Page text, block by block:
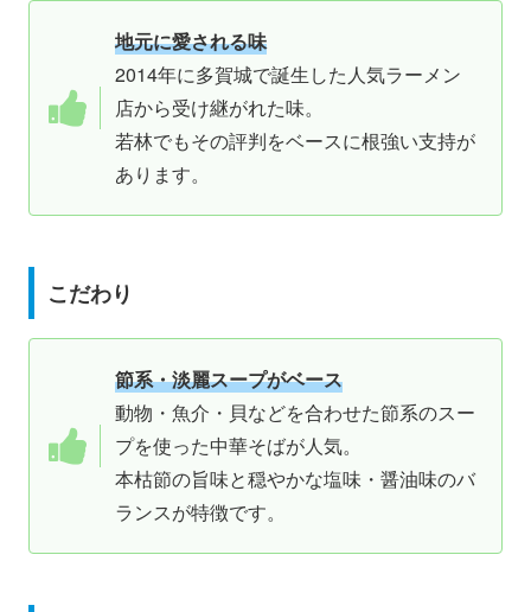
地元に愛される味
2014年に多賀城で誕生した人気ラーメン
店から受け継がれた味。
若林でもその評判をベースに根強い支持が
あります。
こだわり
節系・淡麗スープがベース
動物・魚介・貝などを合わせた節系のスー
プを使った中華そばが人気。
本枯節の旨味と穏やかな塩味・醤油味のバ
ランスが特徴です。